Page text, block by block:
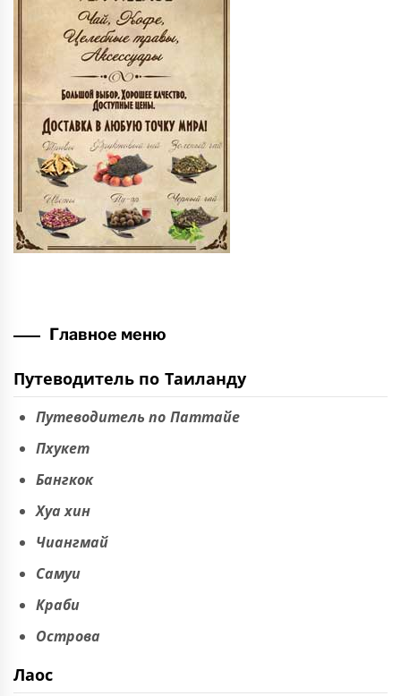
Главное меню
Путеводитель по Таиланду
Путеводитель по Паттайе
Пхукет
Бангкок
Хуа хин
Чиангмай
Самуи
Краби
Острова
Лаос